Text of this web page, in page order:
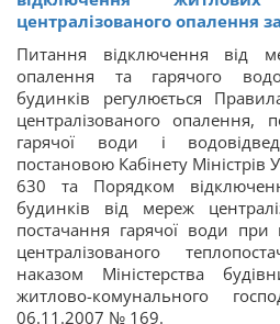
централізованого опалення
Питання відключення від
опалення та гарячого
будинків регулюється
централізованого опалення,
гарячої води і
постановою Кабінету
630 та Порядком
будинків від мереж
постачання гарячої води при
централізованого
наказом Міністерства
житлово-комунального
06.11.2007 № 169.